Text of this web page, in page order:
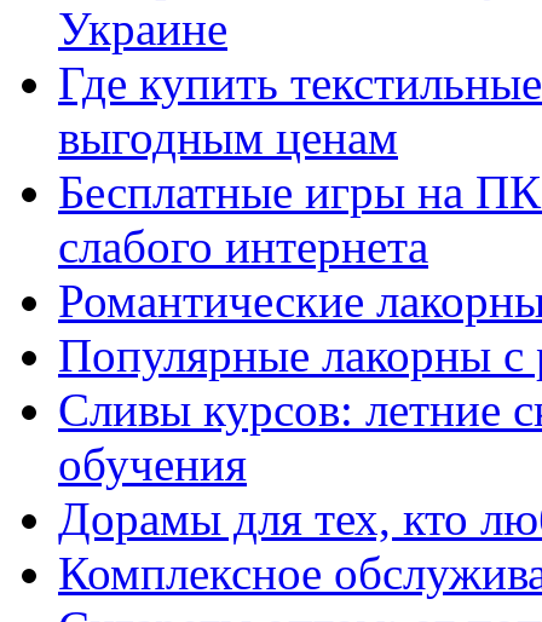
Украине
Где купить
выгодным ценам
Бесплатные игры на
слабого интернета
Романтические
Популярные лакорны с
Сливы курсов: летние
обучения
Дорамы для тех, кто
Комплексное